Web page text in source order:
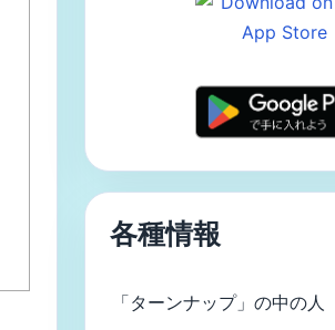
各種情報
「ターンナップ」の中の人